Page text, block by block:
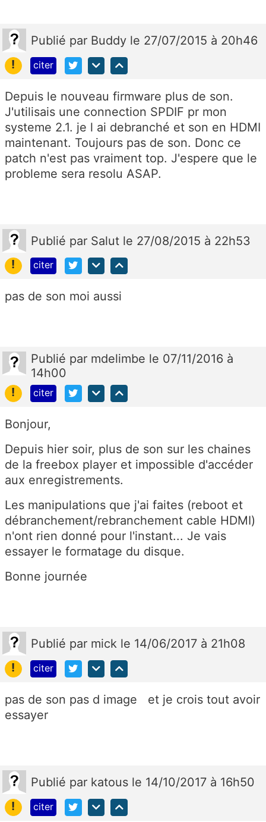
Publié par Buddy le 27/07/2015 à 20h46
!
citer
Depuis le nouveau firmware plus de son.
J'utilisais une connection SPDIF pr mon
systeme 2.1. je l ai debranché et son en HDMI
maintenant. Toujours pas de son. Donc ce
patch n'est pas vraiment top. J'espere que le
probleme sera resolu ASAP.
Publié par Salut le 27/08/2015 à 22h53
!
citer
pas de son moi aussi
Publié par mdelimbe le 07/11/2016 à
14h00
!
citer
Bonjour,
Depuis hier soir, plus de son sur les chaines
de la freebox player et impossible d'accéder
aux enregistrements.
Les manipulations que j'ai faites (reboot et
débranchement/rebranchement cable HDMI)
n'ont rien donné pour l'instant... Je vais
essayer le formatage du disque.
Bonne journée
Publié par mick le 14/06/2017 à 21h08
!
citer
pas de son pas d image et je crois tout avoir
essayer
Publié par katous le 14/10/2017 à 16h50
!
citer